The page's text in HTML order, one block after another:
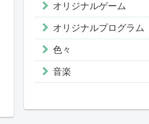
オリジナルゲーム
オリジナルプログラム
色々
音楽